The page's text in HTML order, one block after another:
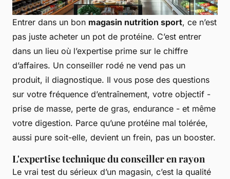
Entrer dans un bon magasin nutrition sport, ce n’est
pas juste acheter un pot de protéine. C’est entrer
dans un lieu où l’expertise prime sur le chiffre
d’affaires. Un conseiller rodé ne vend pas un
produit, il diagnostique. Il vous pose des questions
sur votre fréquence d’entraînement, votre objectif -
prise de masse, perte de gras, endurance - et même
votre digestion. Parce qu’une protéine mal tolérée,
aussi pure soit-elle, devient un frein, pas un booster.
L'expertise technique du conseiller en rayon
Le vrai test du sérieux d’un magasin, c’est la qualité